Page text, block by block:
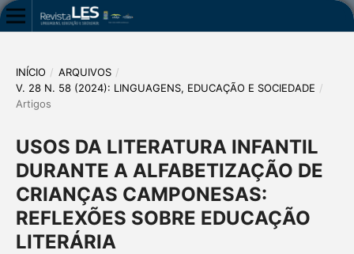
INÍCIO / ARQUIVOS /
V. 28 N. 58 (2024): LINGUAGENS, EDUCAÇÃO E SOCIEDADE /
Artigos
USOS DA LITERATURA INFANTIL
DURANTE A ALFABETIZAÇÃO DE
CRIANÇAS CAMPONESAS:
REFLEXÕES SOBRE EDUCAÇÃO
LITERÁRIA